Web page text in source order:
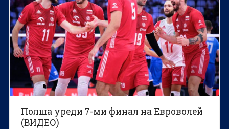
Полша уреди 7-ми финал на Евроволей
(ВИДЕО)